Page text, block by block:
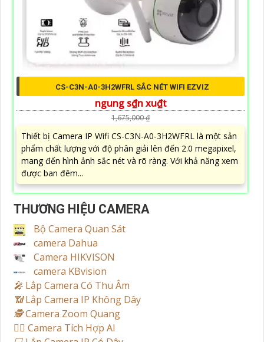
CS-C3N-A0-3H2WFRL SẮC NÉT WIFI EZVIZ
ngung s₫n xu₫t
1,675,000 ₫
Thiết bị Camera IP Wifi CS-C3N-A0-3H2WFRL là một sản
phẩm chất lượng với độ phân giải lên đến 2.0 megapixel,
mang đến hình ảnh sắc nét và rõ ràng. Với khả năng xem
được ban đêm...
THƯƠNG HIỆU CAMERA
Bộ Camera Quan Sát
camera Dahua
Camera HIKVISON
camera KBvision
️🎤️ Lắp Camera Có Thu Âm
📶Lắp Camera IP Không Dây
🕵️Camera Zoom Quang
🧛‍♀️ Camera Tích Hợp AI